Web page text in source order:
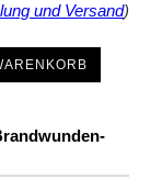
und Versand)